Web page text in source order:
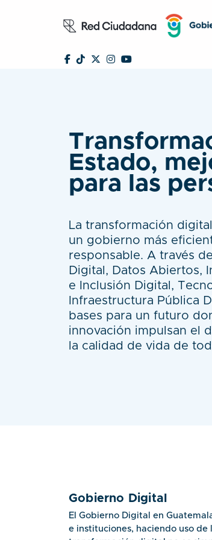
Estado,
para las
La transformación
un gobierno más
responsable. A través
Digital, Datos Abiertos,
e Inclusión Digital,
Infraestructura Pública
bases para un futuro
innovación impulsan el
la calidad de vida de
Gobierno Digital
El Gobierno Digital en
e instituciones, haciendo uso